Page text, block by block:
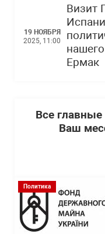
19 НОЯБРЯ
2025, 11:00
Визит
Ермак
Все
Ваш
Политика